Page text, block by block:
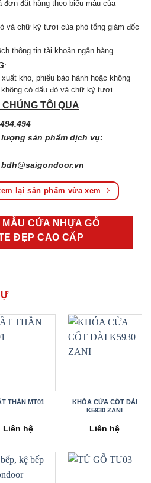
đơn đặt hàng theo biểu mẫu của
và chữ ký tươi của phó tổng giám đốc
thông tin tài khoản ngân hàng
:
xuất kho, phiếu bảo hành hoặc không
có dấu đỏ và chữ kỷ tươi
TÔI QUA
sản phẩm dịch vụ:
bdh@saigondoor.vn
lại sản phẩm vừa xem
MẪU CỬA NHỰA GỖ
ĐẸP CAO CẤP
THẦN MT01
Liên hệ
KHÓA CỬA CỐT DÀI
K5930 ZANI
Liên hệ